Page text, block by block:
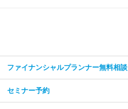
ファイナンシャルプランナー無料相談
セミナー予約